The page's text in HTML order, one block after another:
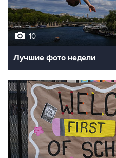
10
Лучшие фото недели